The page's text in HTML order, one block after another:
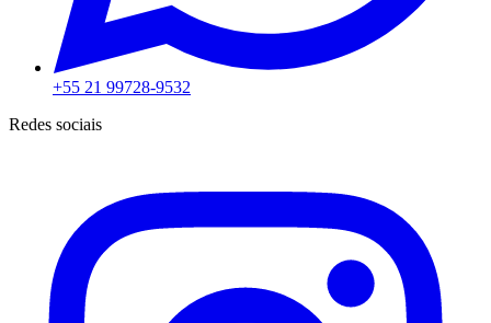
+55 21 99728-9532
Redes sociais